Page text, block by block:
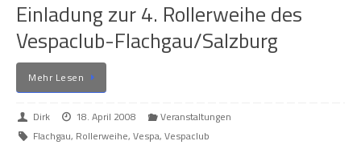
Einladung zur 4. Rollerweihe des
Vespaclub-Flachgau/Salzburg
Mehr Lesen
Dirk 18. April 2008
Veranstaltungen
Flachgau, Rollerweihe, Vespa, Vespaclub